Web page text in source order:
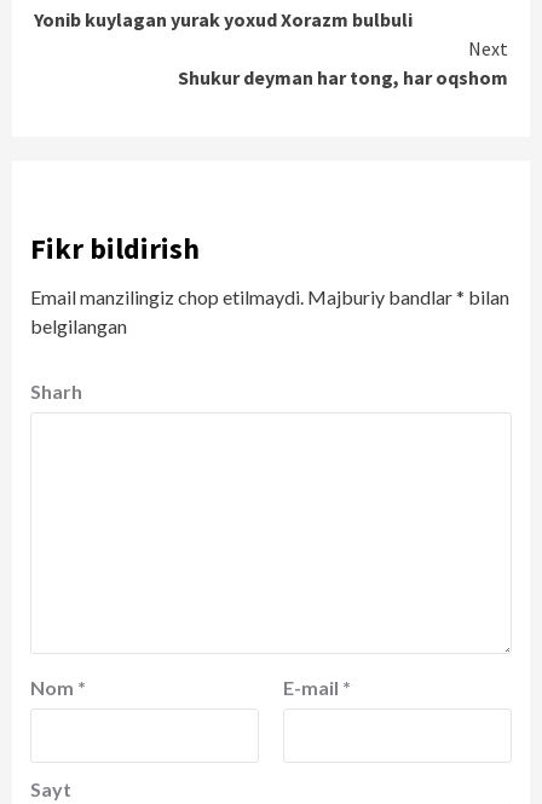
Reading
Yonib kuylagan yurak yoxud Xorazm bulbuli
Next
Shukur deyman har tong, har oqshom
Fikr bildirish
Email manzilingiz chop etilmaydi. Majburiy bandlar* bilan
belgilangan
Sharh
Nom * E-mail *
Sayt